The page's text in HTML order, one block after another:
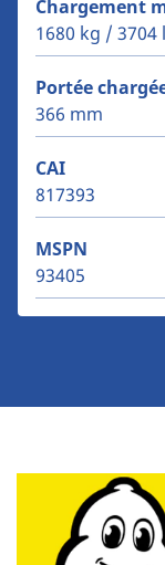
Chargement
1680 kg / 3704
Portée
366 mm
CAI
817393
MSPN
93405